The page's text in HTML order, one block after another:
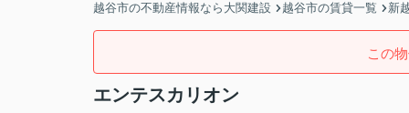
越谷市の不動産情報なら大関建設 越谷市の賃貸一覧 新
この
エンテスカリオン